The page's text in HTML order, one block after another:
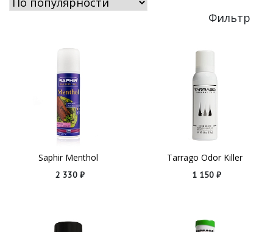
Фильтр
Saphir Menthol
2 330 ₽
Tarrago Odor Killer
1 150 ₽